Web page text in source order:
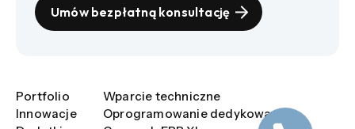
Portfolio
Innowacje
Wparcie techniczne
Oprogramowanie dedykowane
Umów bezpłatną konsultację